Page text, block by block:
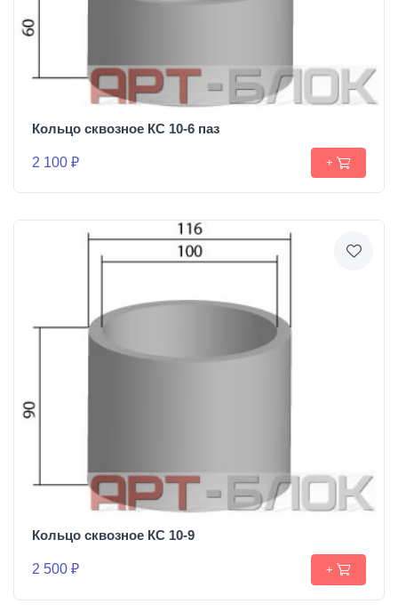
Кольцо сквозное КС 10-6 паз
2 100 ₽ +
Кольцо сквозное КС 10-9
2 500 ₽ +